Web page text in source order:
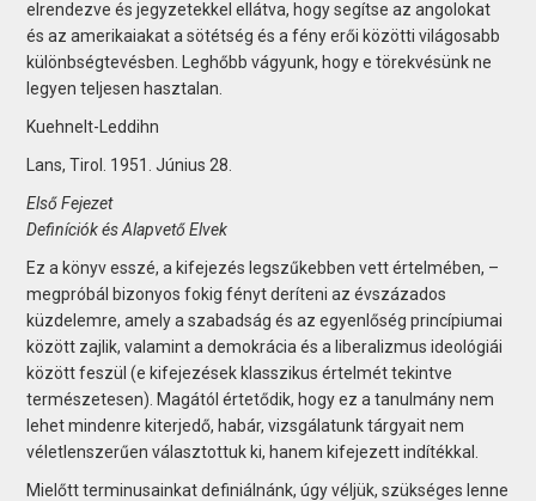
elrendezve és jegyzetekkel ellátva, hogy segítse az angolokat
és az amerikaiakat a sötétség és a fény erői közötti világosabb
különbségtevésben. Leghőbb vágyunk, hogy e törekvésünk ne
legyen teljesen hasztalan.
Kuehnelt-Leddihn
Lans, Tirol. 1951. Június 28.
Első Fejezet
Definíciók és Alapvető Elvek
Ez a könyv esszé, a kifejezés legszűkebben vett értelmében, –
megpróbál bizonyos fokig fényt deríteni az évszázados
küzdelemre, amely a szabadság és az egyenlőség princípiumai
között zajlik, valamint a demokrácia és a liberalizmus ideológiái
között feszül (e kifejezések klasszikus értelmét tekintve
természetesen). Magától értetődik, hogy ez a tanulmány nem
lehet mindenre kiterjedő, habár, vizsgálatunk tárgyait nem
véletlenszerűen választottuk ki, hanem kifejezett indítékkal.
Mielőtt terminusainkat definiálnánk, úgy véljük, szükséges lenne